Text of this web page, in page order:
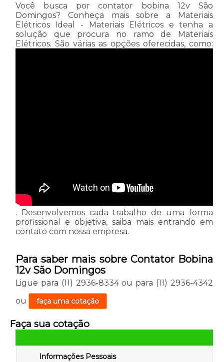
Você busca por contator bobina 12v São
Domingos? Conheça mais sobre a Materiais
Elétricos Ideal - Materiais Elétricos e tenha a
solução que procura no ramo de Materiais
Elétricos. São várias as opções oferecidas, como:
. Desenvolvemos cada trabalho de uma forma
profissional e objetiva, saiba mais entrando em
contato com nossa empresa.
Para saber mais sobre Contator Bobina
12v São Domingos
Ligue para (11) 2936-8334ou para (11) 2936-4342
ou
faça uma cotação
Faça sua cotação
Informações Pessoais